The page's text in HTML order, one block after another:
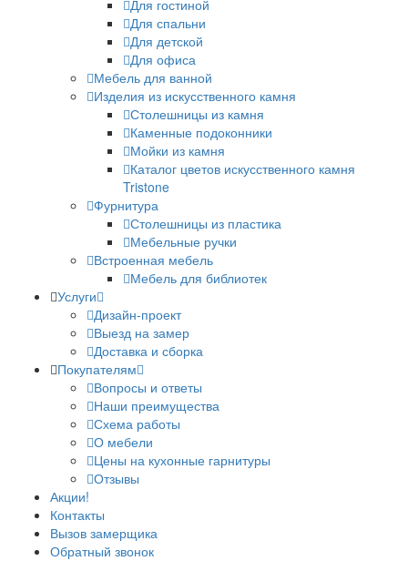
Для гостиной
Для спальни
Для детской
Для офиса
Мебель для ванной
Изделия из искусственного камня
Столешницы из камня
Каменные подоконники
Мойки из камня
Каталог цветов искусственного камня
Tristone
Фурнитура
Столешницы из пластика
Мебельные ручки
Встроенная мебель
Мебель для библиотек
Услуги
Дизайн-проект
Выезд на замер
Доставка и сборка
Покупателям
Вопросы и ответы
Наши преимущества
Схема работы
О мебели
Цены на кухонные гарнитуры
Отзывы
Акции!
Контакты
Вызов замерщика
Обратный звонок